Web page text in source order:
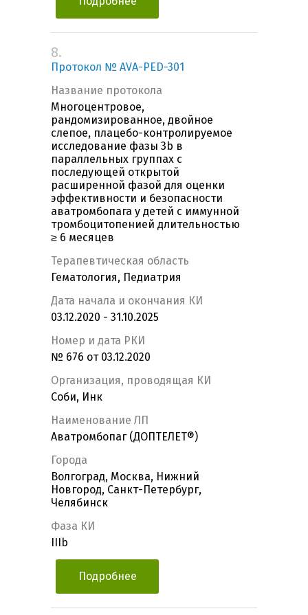
8.
Протокол № AVA-PED-301
Название протокола
Многоцентровое,
рандомизированное, двойное
слепое, плацебо-контролируемое
исследование фазы 3b в
параллельных группах с
последующей открытой
расширенной фазой для оценки
эффективности и безопасности
аватромбопага у детей с иммунной
тромбоцитопенией длительностью
≥ 6 месяцев
Терапевтическая область
Гематология, Педиатрия
Дата начала и окончания КИ
03.12.2020 - 31.10.2025
Номер и дата РКИ
№ 676 от 03.12.2020
Организация, проводящая КИ
Соби, Инк
Наименование ЛП
Аватромбопаг (ДОПТЕЛЕТ®)
Города
Волгоград, Москва, Нижний
Новгород, Санкт-Петербург,
Челябинск
Фаза КИ
IIIb
Подробнее